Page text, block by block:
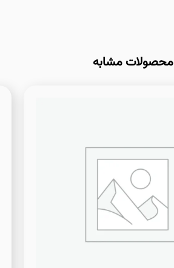
محصولات مشابه